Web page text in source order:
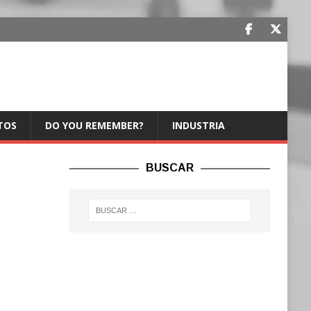
DO YOU REMEMBER? INDUSTRIA
BUSCAR